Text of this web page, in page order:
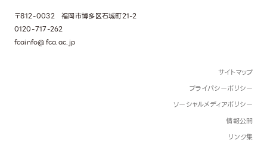
〒812-0032 福岡市博多区石城町21-2
0120-717-262
fcainfo@fca.ac.jp
サイトマップ
プライバシーポリシー
ソーシャルメディアポリシー
情報公開
リンク集